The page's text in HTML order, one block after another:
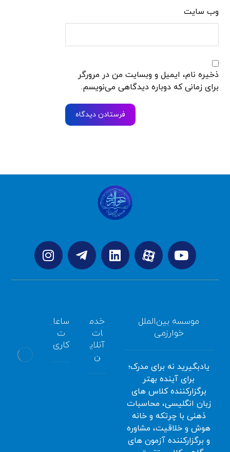
وب‌ سایت
ذخیره نام، ایمیل و وبسایت من در مرورگر
برای زمانی که دوباره دیدگاهی می‌نویسم.
موسسه بین‌الملل
خوارزمی
یادبگیرید نه برای مدرک؛
برای آینده بهتر
برگزارکننده کلاس های
زبان انگلیسی، محاسبات
ذهنی با چرتکه و خانه
هوش و خلاقیت، مشاوره
و برگزارکننده آزمون های
خدم
ات
آنلای
ن
ساعا
ت
کاری